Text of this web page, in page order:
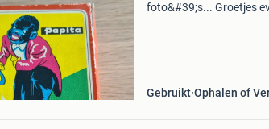
foto&#39;s... Groetjes
Gebruikt Ophalen of